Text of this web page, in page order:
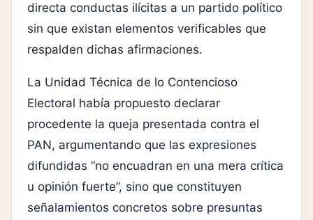
directa conductas ilícitas a un partido político
sin que existan elementos verificables que
respalden dichas afirmaciones.
La Unidad Técnica de lo Contencioso
Electoral había propuesto declarar
procedente la queja presentada contra el
PAN, argumentando que las expresiones
difundidas “no encuadran en una mera crítica
u opinión fuerte”, sino que constituyen
señalamientos concretos sobre presuntas